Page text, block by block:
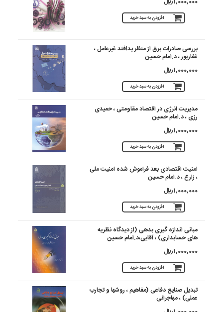
افزودن به سبد خرید
بررسی صادرات برق از منظر پدافند غیرعامل ،
غفارپور ، د.امام حسین
1,000,000 ريال
افزودن به سبد خرید
مدیریت انرژی در اقتصاد مقاومتی ، حمیدی
رزی ، د.امام حسین
1,000,000 ريال
افزودن به سبد خرید
امنیت اقتصادی بعد فراموش شده امنیت ملی
، زارع ، د.امام حسین
1,000,000 ريال
افزودن به سبد خرید
مبانی اندازه گیری بدهی (از دیدگاه نظریه
های حسابداری) ، آقایی،د.امام حسین
1,000,000 ريال
افزودن به سبد خرید
تبدیل صنایع دفاعی (مفاهیم ، روشها و تجارب
عملی) ، مهاجرانی